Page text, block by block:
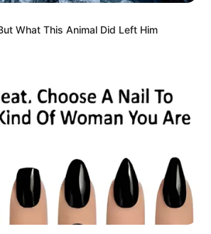
για να ακούσετε ζωντανά
στον Πτήση 103,2 fm
What This Animal Did Left Him